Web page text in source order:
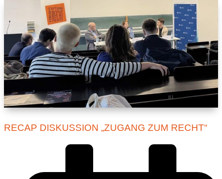
RECAP DISKUSSION „ZUGANG ZUM RECHT“